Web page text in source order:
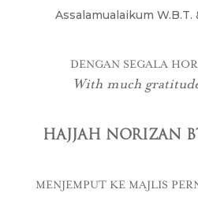
Assalamualaikum W.B.T.
DENGAN SEGALA
With much
HAJJAH NORIZAN
MENJEMPUT KE MAJLIS